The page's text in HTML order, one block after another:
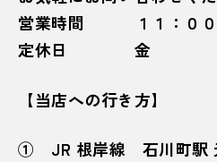
営業時間 １１：００
定休日 金
【当店への行き方】
① JR 根岸線 石川町駅